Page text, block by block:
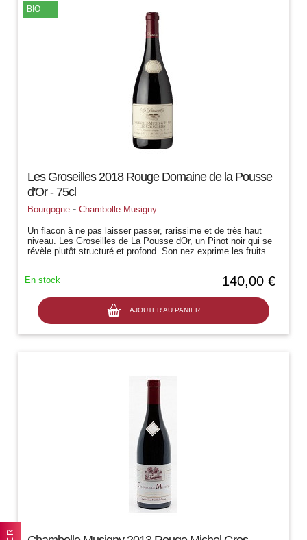
Les Groseilles 2018 Rouge Domaine de la Pousse
d'Or - 75cl
Bourgogne -Chambolle Musigny
Un flacon à ne pas laisser passer, rarissime et de très haut
niveau. Les Groseilles de La Pousse dOr, un Pinot noir qui se
révèle plutôt structuré et profond. Son nez exprime les fruits
140,00 €
AJOUTER AU PANIER
En stock
BIO